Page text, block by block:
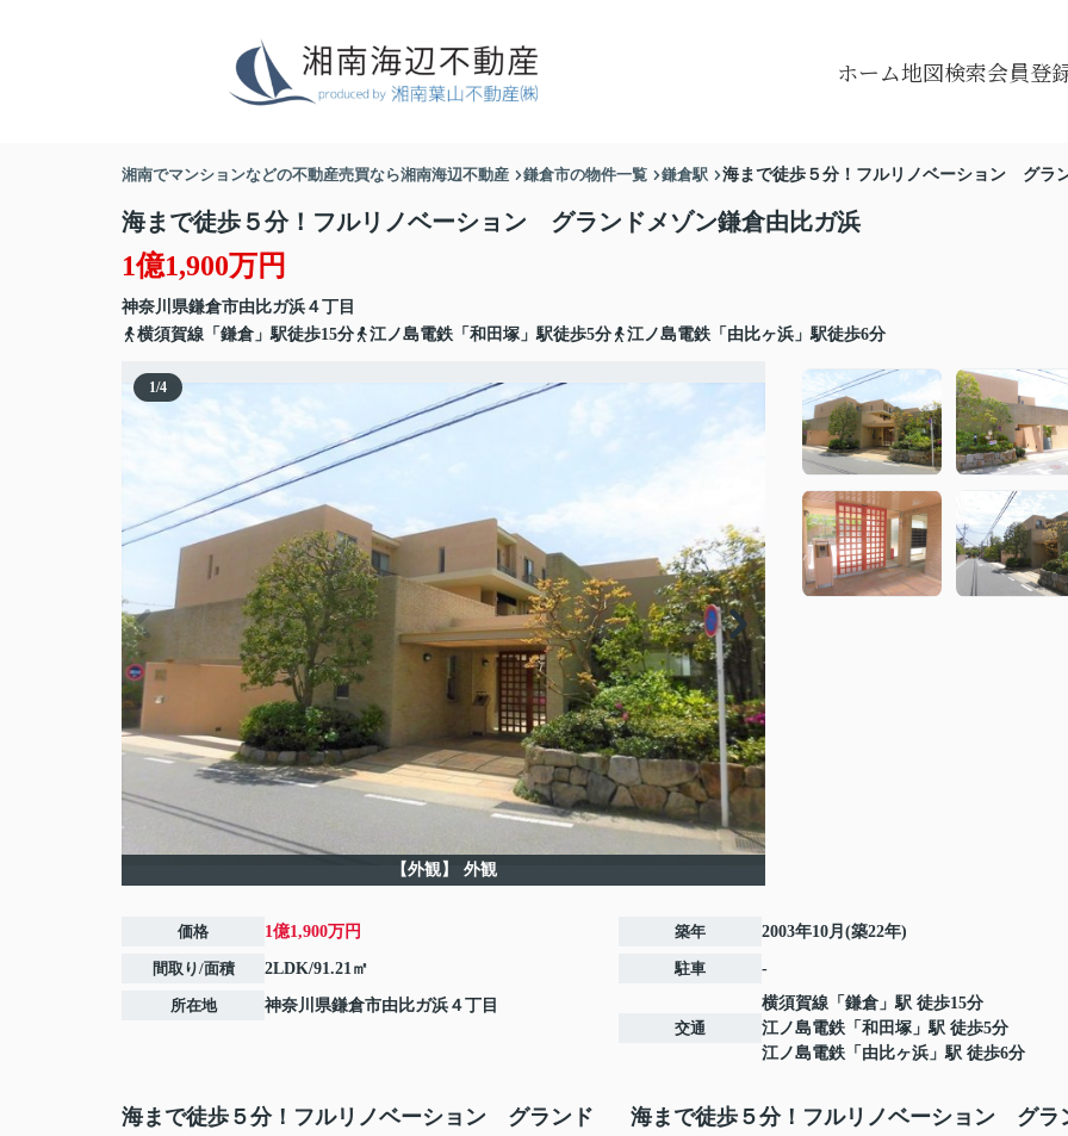
ホーム地図検索会員登
湘南でマンションなどの不動産売買なら湘南海辺不動産 鎌倉市の物件一覧 鎌倉駅 海まで徒歩５分！フルリノベーション グ
海まで徒歩５分！フルリノベーション グランドメゾン鎌倉由比ガ浜
1億1,900万円
神奈川県鎌倉市由比ガ浜 ４丁目
横須賀線「鎌倉」駅徒歩15分
江ノ島電鉄「和田塚」駅徒歩5分 江ノ島電鉄「由比ヶ浜」駅徒歩6分
1/4
【外観】 外観
価格 1億1,900万円
間取り/面積 2LDK/91.21㎡
所在地 神奈川県鎌倉市由比ガ浜 ４丁目
築年 2003年10月(築22年)
駐車 -
交通
横須賀線 「 鎌倉 」駅 徒歩15分
江ノ島電鉄 「 和田塚 」駅 徒歩5分
江ノ島電鉄 「 由比ヶ浜 」駅 徒歩6分
海まで徒歩５分！フルリノベーション グランド
海まで徒歩５分！フルリノベーション グラ